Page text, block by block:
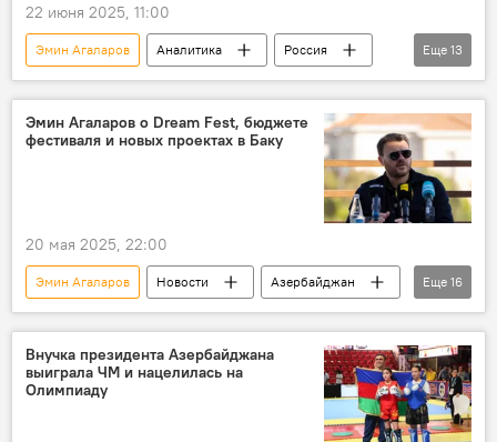
22 июня 2025, 11:00
Эмин Агаларов Аналитика
Россия
Петербургский международный экономический форум
бизнес-диалог "Россия – Азербайджан"
Алексей Оверчук
Шахин Мустафаев
Азербайджанский фонд поощрения экспорта и инвестиций (Azpromo)
Стратегическое партнерство
Товарооборот
локализация
специальный представитель Президента РФ по связям с международными организациями для достижения целей устойчивого развития Борис Титов
освобожденные территории
Экономика
Еще 13
Эмин Агаларов о Dream Fest, бюджете
фестиваля и новых проектах в Баку
20 мая 2025, 22:00
Эмин Агаларов Новости
Азербайджан
Россия
Sea Breeze
Фестиваль
США
Концерт
Элвис Пресли
Николь Шерзингер
Еще 16
Внучка президента Азербайджана
выиграла ЧМ и нацелилась на
Олимпиаду